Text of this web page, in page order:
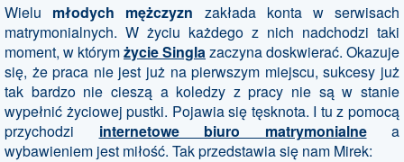
Wielu młodych mężczyzn zakłada konta w serwisach
matrymonialnych. W życiu każdego z nich nadchodzi taki
moment, w którymżycie Singlazaczyna doskwierać. Okazuje
się, że praca nie jest już na pierwszym miejscu, sukcesy już
tak bardzo nie cieszą a koledzy z pracy nie są w stanie
wypełnić życiowej pustki. Pojawia się tęsknota. I tu z pomocą
przychodzi internetowe biuro matrymonialnea
wybawieniem jest miłość. Tak przedstawia się nam Mirek: